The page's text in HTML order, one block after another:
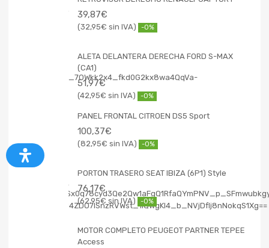
39,87€
32,95€ -0%
ALETA DELANTERA DERECHA FORD S-MAX
(CA1)
51,97€
42,95€ -0%
PANEL FRONTAL CITROEN DS5 Sport
100,37€
82,95€ -0%
PORTON TRASERO SEAT IBIZA (6P1) Style
76,17€
62,95€ -0%
MOTOR COMPLETO PEUGEOT PARTNER TEPEE
Access